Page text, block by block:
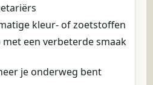
kleur- of zoetstoffen
met een verbeterde smaak
je onderweg bent